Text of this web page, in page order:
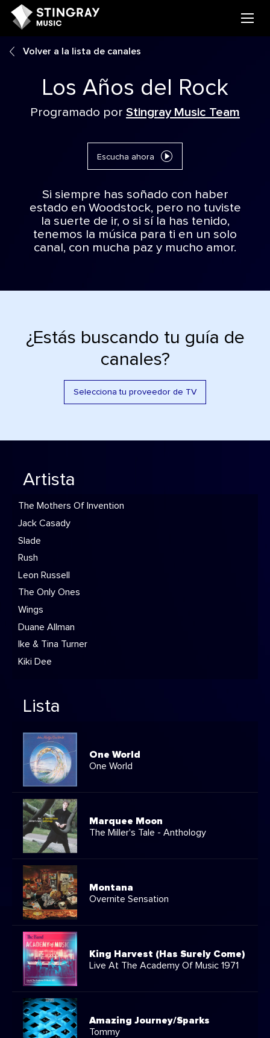
Volver a la lista de canales
Los Años del Rock
Programado por Stingray Music Team
Escucha ahora
Si siempre has soñado con haber
estado en Woodstock, pero no tuviste
la suerte de ir, o si sí la has tenido,
tenemos la música para ti en un solo
canal, con mucha paz y mucho amor.
¿Estás buscando tu guía de
canales?
Selecciona tu proveedor de TV
Artista
The Mothers Of Invention
Jack Casady
Slade
Rush
Leon Russell
The Only Ones
Wings
Duane Allman
Ike & Tina Turner
Kiki Dee
Lista
One World
One World
Marquee Moon
The Miller's Tale - Anthology
Montana
Overnite Sensation
King Harvest (Has Surely Come)
Live At The Academy Of Music 1971
Amazing Journey/Sparks
Tommy